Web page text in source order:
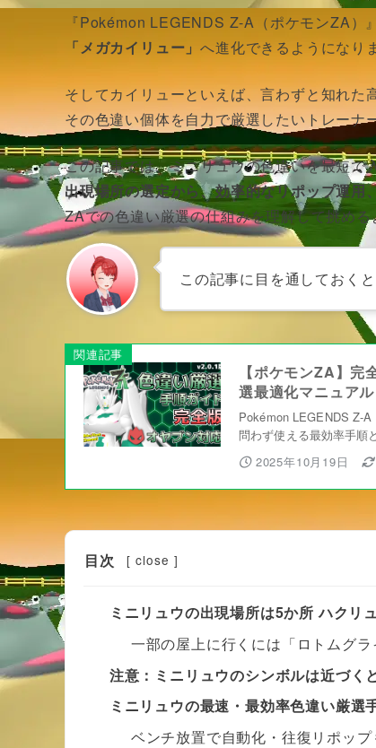
『Pokémon LEGENDS Z-A（ポケモンZA）
「メガカイリュー」へ進化できるようになり
そしてカイリューといえば、言わずと知れた
その色違い個体を自力で厳選したいトレーナ
この記事では、ミニリュウの色違いを最短
出現場所の選定から、効率的なリポップ運
ZAでの色違い厳選の仕組みを理解して挑め
この記事に目を通しておく
関連記事
【ポケモンZA】
選最適化マニュア
Pokémon LEGENDS Z-
問わず使える最効率手順
2025年10月19日
目次 [ close ]
ミニリュウの出現場所は5か所 ハクリ
一部の屋上に行くには「ロトムグ
注意：ミニリュウのシンボルは近づく
ミニリュウの最速・最効率色違い厳選
ベンチ放置で自動化・往復リポッ